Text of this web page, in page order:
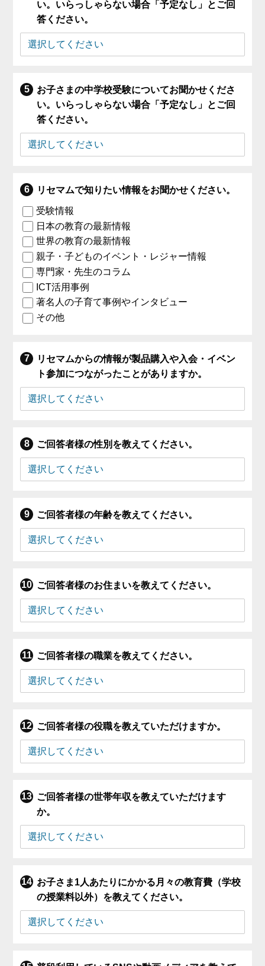
い。いらっしゃらない場合「予定なし」とご回
答ください。
お子さまの中学校受験についてお聞かせくださ
い。いらっしゃらない場合「予定なし」とご回
答ください。
リセマムで知りたい情報をお聞かせください。
受験情報
日本の教育の最新情報
世界の教育の最新情報
親子・子どものイベント・レジャー情報
専門家・先生のコラム
ICT活用事例
著名人の子育て事例やインタビュー
その他
リセマムからの情報が製品購入や入会・イベン
ト参加につながったことがありますか。
ご回答者様の性別を教えてください。
ご回答者様の年齢を教えてください。
ご回答者様のお住まいを教えてください。
ご回答者様の職業を教えてください。
ご回答者様の役職を教えていただけますか。
ご回答者様の世帯年収を教えていただけます
か。
お子さま1人あたりにかかる月々の教育費（学校
の授業料以外）を教えてください。